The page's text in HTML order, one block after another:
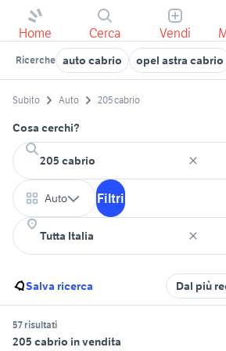
Home Cerca Vendi
Ricerche auto cabrio opel astra cabrio
Subito Auto 205 cabrio
Cosa cerchi?
Auto Filtri
Salva ricerca Dal più
57 risultati
205 cabrio in vendita